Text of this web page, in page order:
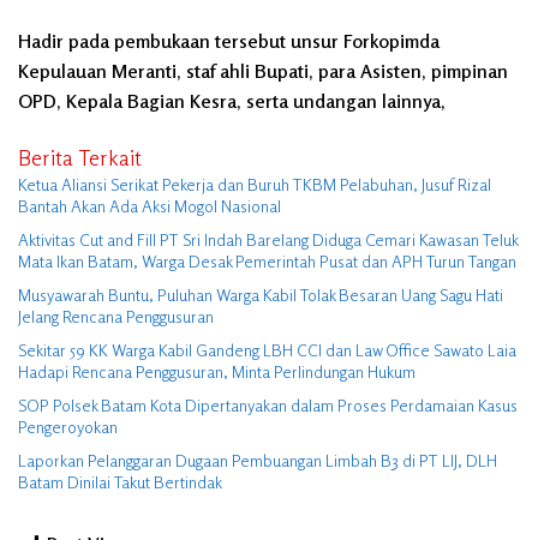
Hadir pada pembukaan tersebut unsur Forkopimda
Kepulauan Meranti, staf ahli Bupati, para Asisten, pimpinan
OPD, Kepala Bagian Kesra, serta undangan lainnya,
Berita Terkait
Ketua Aliansi Serikat Pekerja dan Buruh TKBM Pelabuhan, Jusuf Rizal
Bantah Akan Ada Aksi Mogol Nasional
Aktivitas Cut and Fill PT Sri Indah Barelang Diduga Cemari Kawasan Teluk
Mata Ikan Batam, Warga Desak Pemerintah Pusat dan APH Turun Tangan
Musyawarah Buntu, Puluhan Warga Kabil Tolak Besaran Uang Sagu Hati
Jelang Rencana Penggusuran
Sekitar 59 KK Warga Kabil Gandeng LBH CCI dan Law Office Sawato Laia
Hadapi Rencana Penggusuran, Minta Perlindungan Hukum
SOP Polsek Batam Kota Dipertanyakan dalam Proses Perdamaian Kasus
Pengeroyokan
Laporkan Pelanggaran Dugaan Pembuangan Limbah B3 di PT LIJ, DLH
Batam Dinilai Takut Bertindak